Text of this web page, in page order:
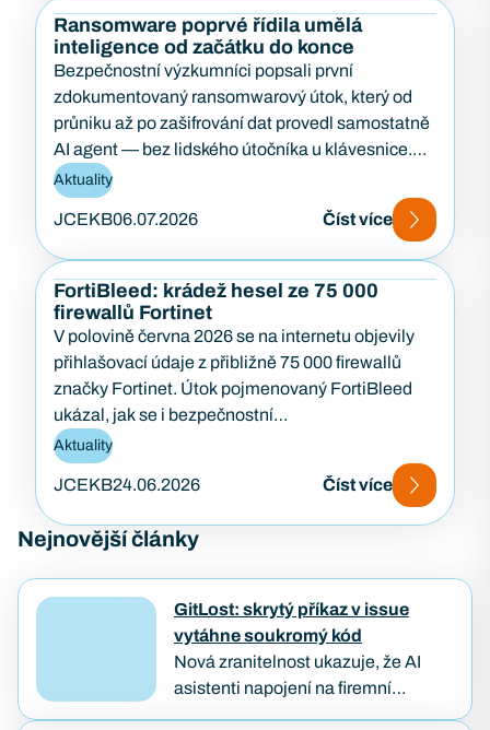
Ransomware poprvé řídila umělá
inteligence od začátku do konce
Bezpečnostní výzkumníci popsali první
zdokumentovaný ransomwarový útok, který od
průniku až po zašifrování dat provedl samostatně
AI agent — bez lidského útočníka u klávesnice.
Případ…
Aktuality
JCEKB06.07.2026 Číst více
FortiBleed: krádež hesel ze 75 000
firewallů Fortinet
V polovině června 2026 se na internetu objevily
přihlašovací údaje z přibližně 75 000 firewallů
značky Fortinet. Útok pojmenovaný FortiBleed
ukázal, jak se i bezpečnostní…
Aktuality
JCEKB24.06.2026 Číst více
Nejnovější články
GitLost: skrytý příkaz v issue
vytáhne soukromý kód
Nová zranitelnost ukazuje, že AI
asistenti napojení na firemní